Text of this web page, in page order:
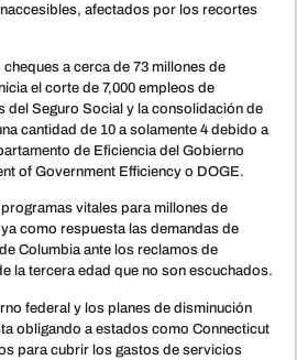
afectados por los recortes
a cerca de 73 millones de
el corte de 7,000 empleos de
del Seguro Social y la consolidación de
cantidad de 10 a solamente 4 debido a
de Eficiencia del Gobierno
of Government Efficiency o DOGE.
vitales para millones de
como respuesta las demandas de
Columbia ante los reclamos de
la tercera edad que no son escuchados.
federal y los planes de disminución
obligando a estados como Connecticut
para cubrir los gastos de servicios